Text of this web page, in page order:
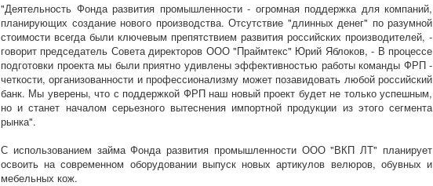
"Деятельность Фонда развития промышленности - огромная поддержка для компаний,
планирующих создание нового производства. Отсутствие "длинных денег" по разумной
стоимости всегда были ключевым препятствием развития российских производителей, -
говорит председатель Совета директоров ООО "Праймтекс" Юрий Яблоков, - В процессе
подготовки проекта мы были приятно удивлены эффективностью работы команды ФРП -
четкости, организованности и профессионализму может позавидовать любой российский
банк. Мы уверены, что с поддержкой ФРП наш новый проект будет не только успешным,
но и станет началом серьезного вытеснения импортной продукции из этого сегмента
рынка".
С использованием займа Фонда развития промышленности ООО "ВКП ЛТ" планирует
освоить на современном оборудовании выпуск новых артикулов велюров, обувных и
мебельных кож.